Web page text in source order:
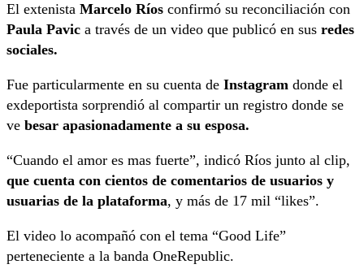
El extenista Marcelo Ríos confirmó su reconciliación con
Paula Pavic a través de un video que publicó en sus redes
sociales.
Fue particularmente en su cuenta de Instagram donde el
exdeportista sorprendió al compartir un registro donde se
ve besar apasionadamente a su esposa.
“Cuando el amor es mas fuerte”, indicó Ríos junto al clip,
que cuenta con cientos de comentarios de usuarios y
usuarias de la plataforma, y más de 17 mil “likes”.
El video lo acompañó con el tema “Good Life”
perteneciente a la banda OneRepublic.